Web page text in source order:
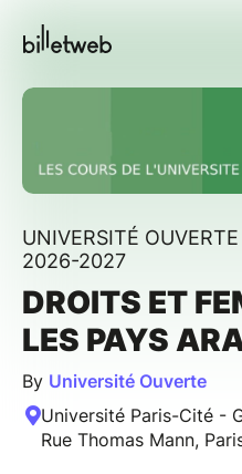
UNIVERSITÉ
2026-2027
DROITS ET
LES PAYS
By Université Ouverte
Université Paris-Cité -
Rue Thomas Mann,